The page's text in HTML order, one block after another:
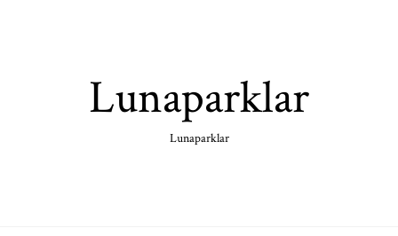
Lunaparklar
Lunaparklar